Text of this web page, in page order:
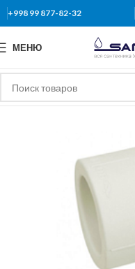
+998 99 877-82-32
МЕНЮ